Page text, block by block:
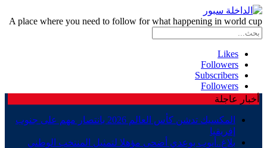
A place where you need to follow for what happening in world cup
Likes
Followers
Subscribers
Followers
أخبار عاجلة
المكسيك تدشن كأس العالم 2026 بانتصار مهم على جنوب
إفريقيا
بلاغ..أيوب بوعدي أضحى مؤهلا لتمثيل المنتخب الوطني